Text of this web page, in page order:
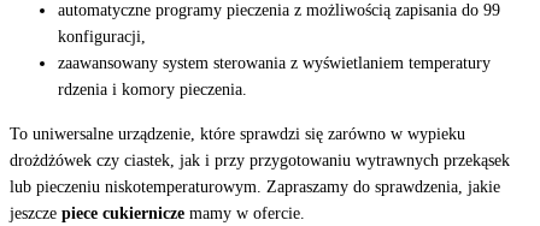
automatyczne programy pieczenia z możliwością zapisania do 99
konfiguracji,
zaawansowany system sterowania z wyświetlaniem temperatury
rdzenia i komory pieczenia.
To uniwersalne urządzenie, które sprawdzi się zarówno w wypieku
drożdżówek czy ciastek, jak i przy przygotowaniu wytrawnych przekąsek
lub pieczeniu niskotemperaturowym. Zapraszamy do sprawdzenia, jakie
jeszcze piece cukiernicze mamy w ofercie.